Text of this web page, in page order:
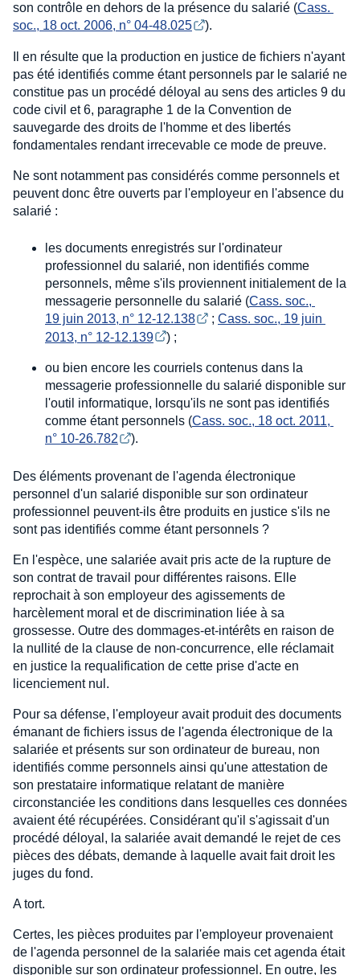
son contrôle en dehors de la présence du salarié (Cass.
soc., 18 oct. 2006, n° 04-48.025
).
Il en résulte que la production en justice de fichiers n'ayant
pas été identifiés comme étant personnels par le salarié ne
constitue pas un procédé déloyal au sens des articles 9 du
code civil et 6, paragraphe 1 de la Convention de
sauvegarde des droits de l'homme et des libertés
fondamentales rendant irrecevable ce mode de preuve.
Ne sont notamment pas considérés comme personnels et
peuvent donc être ouverts par l'employeur en l'absence du
salarié :
les documents enregistrés sur l'ordinateur
professionnel du salarié, non identifiés comme
personnels, même s'ils proviennent initialement de la
messagerie personnelle du salarié (Cass. soc.,
19 juin 2013, n° 12-12.138
; Cass. soc., 19 juin
2013, n° 12-12.139
) ;
ou bien encore les courriels contenus dans la
messagerie professionnelle du salarié disponible sur
l'outil informatique, lorsqu'ils ne sont pas identifiés
comme étant personnels (Cass. soc., 18 oct. 2011,
n° 10-26.782
).
Des éléments provenant de l'agenda électronique
personnel d'un salarié disponible sur son ordinateur
professionnel peuvent-ils être produits en justice s'ils ne
sont pas identifiés comme étant personnels ?
En l'espèce, une salariée avait pris acte de la rupture de
son contrat de travail pour différentes raisons. Elle
reprochait à son employeur des agissements de
harcèlement moral et de discrimination liée à sa
grossesse. Outre des dommages-et-intérêts en raison de
la nullité de la clause de non-concurrence, elle réclamait
en justice la requalification de cette prise d'acte en
licenciement nul.
Pour sa défense, l'employeur avait produit des documents
émanant de fichiers issus de l'agenda électronique de la
salariée et présents sur son ordinateur de bureau, non
identifiés comme personnels ainsi qu'une attestation de
son prestataire informatique relatant de manière
circonstanciée les conditions dans lesquelles ces données
avaient été récupérées. Considérant qu'il s'agissait d'un
procédé déloyal, la salariée avait demandé le rejet de ces
pièces des débats, demande à laquelle avait fait droit les
juges du fond.
A tort.
Certes, les pièces produites par l'employeur provenaient
de l'agenda personnel de la salariée mais cet agenda était
disponible sur son ordinateur professionnel. En outre, les